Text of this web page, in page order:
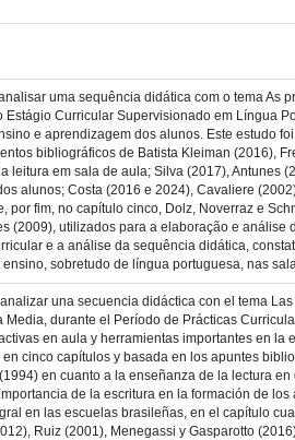
uma sequência didática com o tema
Curricular Supervisionado em Língua
e aprendizagem dos alunos. Este estudo
bibliográficos de Batista Kleiman (2016),
leitura em sala de aula; Silva (2017),
alunos; Costa (2016 e 2024), Cavaliere
por fim, no capítulo cinco, Dolz, Noverraz e
(2009), utilizados para a elaboração e
e a análise da sequência didática,
sobretudo de língua portuguesa, nas
una secuencia didáctica con el tema
durante el Período de Prácticas
en aula y herramientas importantes en
cinco capítulos y basada en los apuntes
en cuanto a la enseñanza de la lectura
de la escritura en la formación de
en las escuelas brasileñas, en el capítulo
Ruiz (2001), Menegassi y Gasparotto